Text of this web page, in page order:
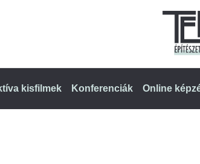
kisfilmek Konferenciák Online